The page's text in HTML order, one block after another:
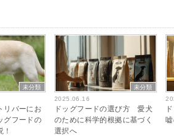
未分類
リバーにお
グフードの
未分類
2025.06.16
ドッグフードの選び方 愛犬
のために科学的根拠に基づく
選択へ